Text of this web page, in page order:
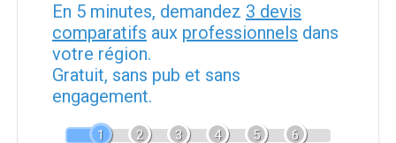
En 5 minutes, demandez 3 devis
comparatifs aux professionnels dans
votre région.
Gratuit, sans pub et sans
engagement.
1 2 3 4 5 6